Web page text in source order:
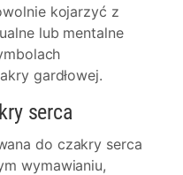
kojarzyć z
lub mentalne
gardłowej.
serca
do czakry serca
wymawianiu,